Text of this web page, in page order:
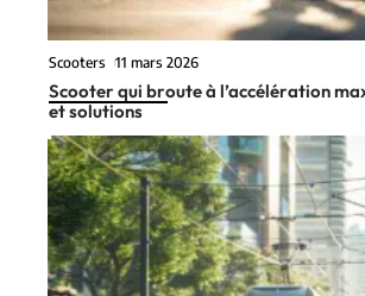
Scooters 11 mars 2026
Scooter qui broute à l’accélération
et solutions